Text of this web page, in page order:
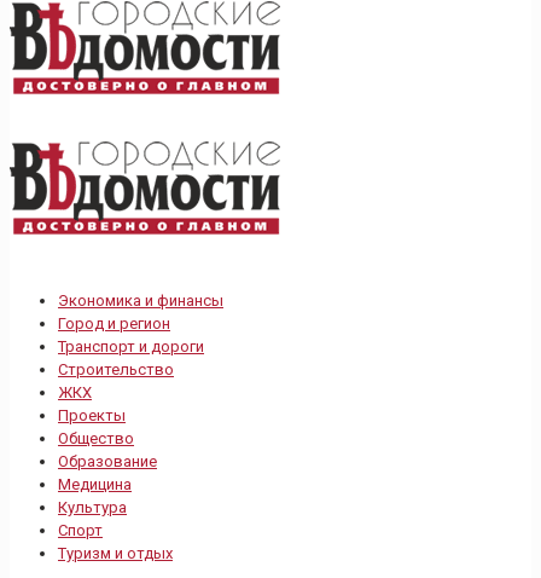
Экономика и финансы
Город и регион
Транспорт и дороги
Строительство
ЖКХ
Проекты
Общество
Образование
Медицина
Культура
Спорт
Туризм и отдых